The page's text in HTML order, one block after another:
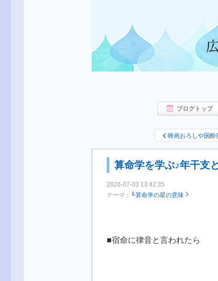
ブログトップ
映画おろしや国
算命学を学ぶ♪年干支
2026-07-03 13:42:35
テーマ： ╙算命学の星の意味
■宿命に律音と言われたら